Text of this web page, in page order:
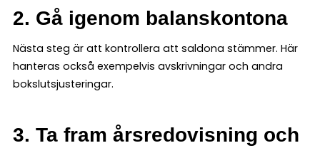
2. Gå igenom balanskontona
Nästa steg är att kontrollera att saldona stämmer. Här
hanteras också exempelvis avskrivningar och andra
bokslutsjusteringar.
3. Ta fram årsredovisning och